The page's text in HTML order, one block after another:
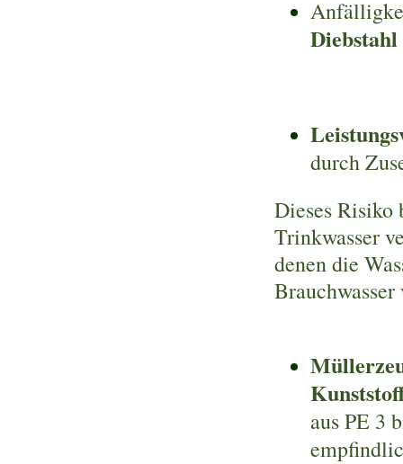
Diebstahl
durch
Dieses Risiko
Trinkwasser
denen die
aus PE 3